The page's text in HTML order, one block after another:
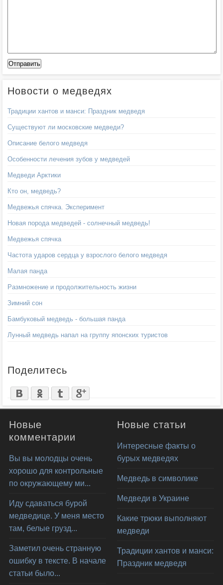
Новости о медведях
Традиции хантов и манси: Праздник медведя
Существуют ли московские медведи?
Описание белого медведя
Особенности лечения зубов у медведей
Медведи Арктики
Кто он, медведь?
Медвежья спячка. Эксперимент
Новая порода медведей - солнечный медведь!
Медвежья спячка
Частота ударов сердца у взрослого белого медведя
Малая панда
Размножение и продолжительность жизни
Зимний сон
Бамбуковый медведь - большая панда
Лунный медведь напал на группу японских туристов
Поделитесь
Новые
комментарии
Вы вы молодцы очень
хорошо для контрольные
по окружающему ми...
Иду сдаваться бурой
медведице. У меня место
там, белые грузд...
Заметил очень странную
ошибку в тексте. В начале
статьи было...
Новые статьи
Интересные факты о
бурых медведях
Медведь в символике
Медведи в Украине
Какие трюки выполняют
медведи
Традиции хантов и манси:
Праздник медведя